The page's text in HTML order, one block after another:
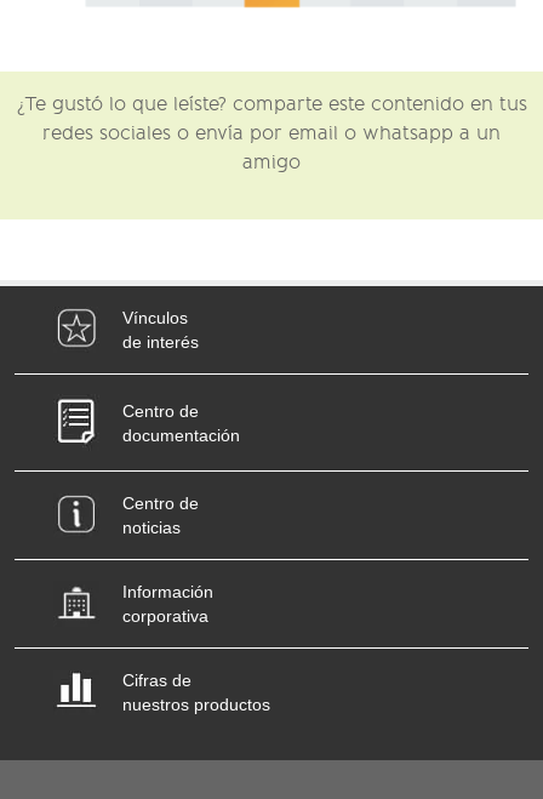
¿Te gustó lo que leíste? comparte este contenido en tus
redes sociales o envía por email o whatsapp a un
amigo
Vínculos
de interés
Centro de
documentación
Centro de
noticias
Información
corporativa
Cifras de
nuestros productos